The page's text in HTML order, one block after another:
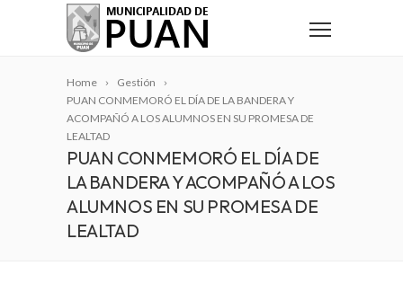
Home
Gestión
PUAN CONMEMORÓ EL DÍA DE LA BANDERA Y
ACOMPAÑÓ A LOS ALUMNOS EN SU PROMESA DE
LEALTAD
PUAN CONMEMORÓ EL DÍA DE
LA BANDERA Y ACOMPAÑÓ A LOS
ALUMNOS EN SU PROMESA DE
LEALTAD